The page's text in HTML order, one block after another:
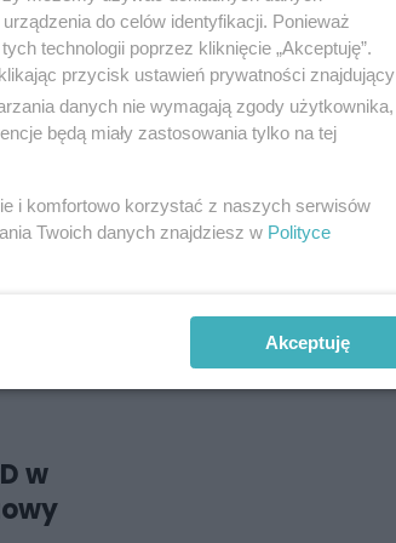
urzędnicy.
została
nowe światła. W
Całość
prac wybrano
w
do celów identyfikacji. Ponieważ
technologii poprzez kliknięcie „Akceptuję”.
przycisk ustawień prywatności znajdujący
danych nie wymagają zgody użytkownika,
będą miały zastosowania tylko na tej
i komfortowo korzystać z naszych serwisów
Twoich danych znajdziesz w Polityce
Akceptuję